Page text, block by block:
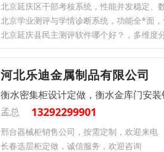
北京延庆区干部考核系统，性能并发稳定、
北京学业测评与学情诊断系统，功能全*面
北京延庆县民主测评软件哪个好？，多维度
河北乐迪金属制品有限公司
衡水密集柜设计定做，衡水金库门安
孟总
13292299901
邢台器械柜销售公司，按需定制，欢迎来电
长春选层柜定做，诚信服务，欢迎咨询